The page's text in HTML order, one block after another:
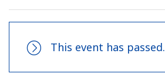
This event has passed.